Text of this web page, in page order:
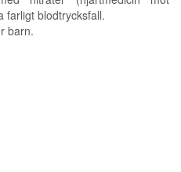
farligt blodtrycksfall.
barn.